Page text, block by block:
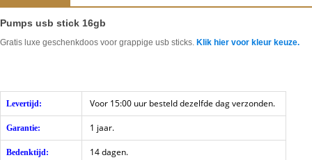
Pumps usb stick 16gb
Gratis luxe geschenkdoos voor grappige usb sticks. Klik hier voor kleur keuze.
Levertijd: Voor 15:00 uur besteld dezelfde dag verzonden.
Garantie: 1 jaar.
Bedenktijd: 14 dagen.